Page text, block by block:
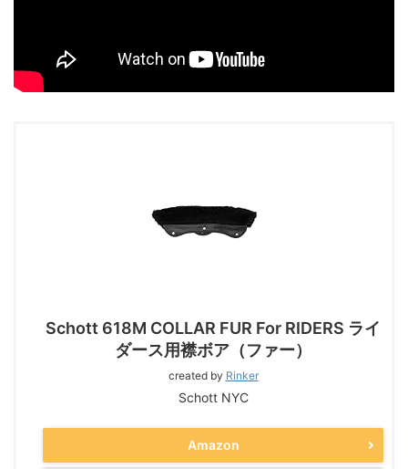
Schott 618M COLLAR FUR For RIDERS ライ
ダース用襟ボア（ファー）
created by Rinker
Schott NYC
Amazon